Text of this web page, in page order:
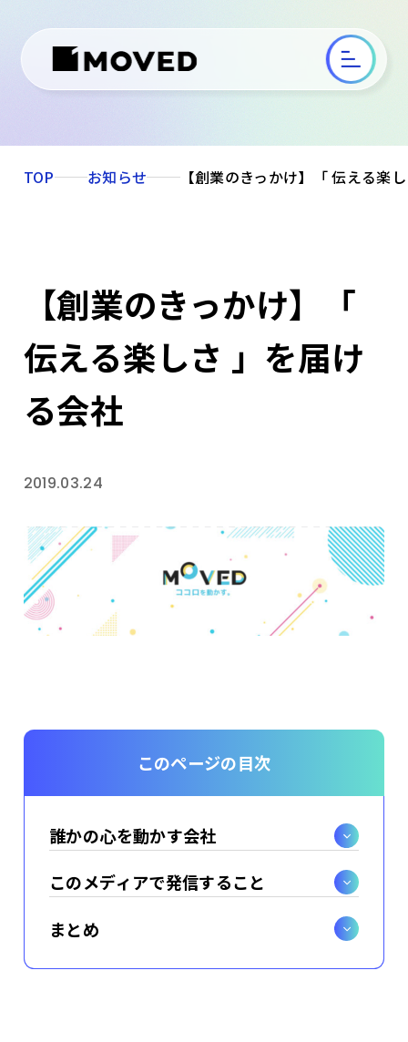
TOP お知らせ 【創業のきっかけ】「 伝える楽
このページの目次
誰かの心を動かす会社
このメディアで発信すること
まとめ
【創業のきっかけ】「
伝える楽しさ 」を届け
る会社
2019.03.24